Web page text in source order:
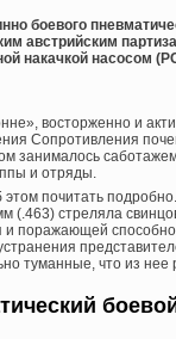
боевого
австрийским
накачкой насосом
восторженно и
Сопротивления
занималось
и отряды.
этом почитать
(.463) стреляла
и поражающей
туманные, что из